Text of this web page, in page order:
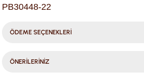
PB30448-22
ÖDEME SEÇENEKLERİ
ÖNERİLERİNİZ